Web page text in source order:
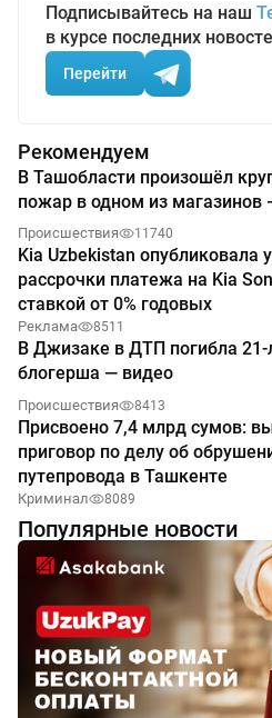
Подписывайтесь на наш
в курсе последних
Перейти
Рекомендуем
В Ташобласти произошёл
пожар в одном из магазинов
Происшествия 11740
Kia Uzbekistan опубликовала
рассрочки платежа на Kia
ставкой от 0% годовых
Реклама 8511
В Джизаке в ДТП погибла 21-
блогерша — видео
Происшествия 8413
Присвоено 7,4 млрд сумов:
приговор по делу об
путепровода в Ташкенте
Криминал 8089
Популярные новости